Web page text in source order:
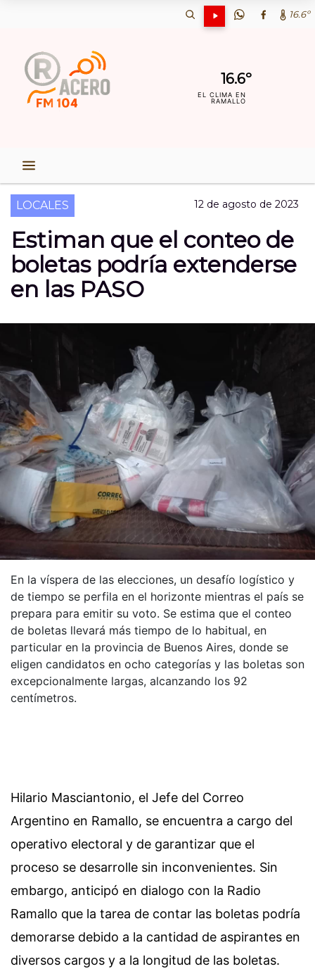
16.6º
16.6º
EL CLIMA EN
RAMALLO
LOCALES 12 de agosto de 2023
Estiman que el conteo de
boletas podría extenderse
en las PASO
En la víspera de las elecciones, un desafío logístico y
de tiempo se perfila en el horizonte mientras el país se
prepara para emitir su voto. Se estima que el conteo
de boletas llevará más tiempo de lo habitual, en
particular en la provincia de Buenos Aires, donde se
eligen candidatos en ocho categorías y las boletas son
excepcionalmente largas, alcanzando los 92
centímetros.
Hilario Masciantonio, el Jefe del Correo
Argentino en Ramallo, se encuentra a cargo del
operativo electoral y de garantizar que el
proceso se desarrolle sin inconvenientes. Sin
embargo, anticipó en dialogo con la Radio
Ramallo que la tarea de contar las boletas podría
demorarse debido a la cantidad de aspirantes en
diversos cargos y a la longitud de las boletas.